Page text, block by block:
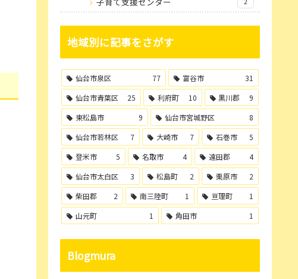
地域別に記事をさがす
仙台市泉区 77 富谷市
31
仙台市青葉区
25 利府町 10 黒川郡
9
東松島市
9 仙台市宮城野区
8
仙台市若林区
7 大崎市 7 石巻市
5
登米市
5 名取市 4 遠田郡
4
仙台市太白区
3 松島町 2 栗原市
2
柴田郡
2 南三陸町 1 亘理町
1
山元町
1 角田市 1
Blogmura